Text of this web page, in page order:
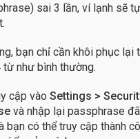
sai 3 lần, ví lạnh sẽ tự
bạn chỉ cần khôi phục lại
như bình thường.
cập vào Settings >
và nhập lại passphrase
bạn có thể truy cập thành